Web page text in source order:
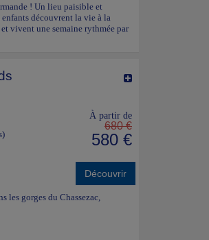
! Un lieu paisible et
découvrent la vie à la
vivent une semaine rythmée par
À partir de
680 €
580 €
Découvrir
les gorges du Chassezac,